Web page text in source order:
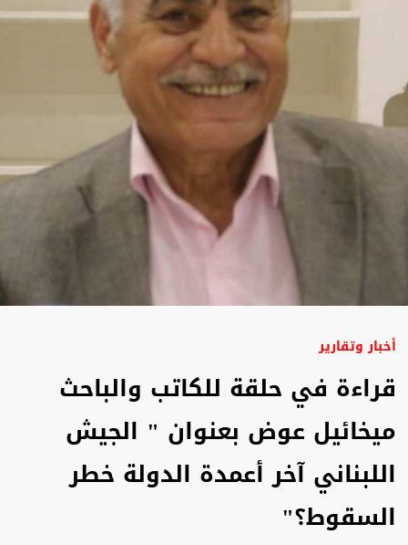
أخبار وتقارير
قراءة في حلقة للكاتب والباحث
ميخائيل عوض بعنوان " الجيش
اللبناني آخر أعمدة الدولة خطر
السقوط؟"